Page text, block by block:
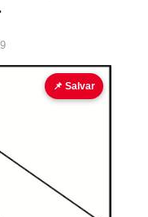
para colorir
Pinturas
📌 Salvar